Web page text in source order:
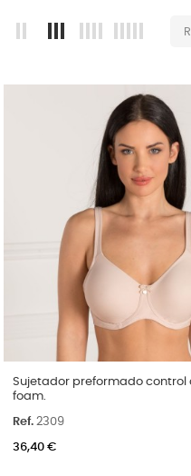
Talla
90C
Color
Arena
Sujetador preformado control
foam.
Ref. 2309
36,40 €